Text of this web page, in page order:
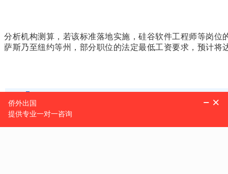
分析机构测算，若该标准落地实施，硅谷软件工程师等岗位
萨斯乃至纽约等州，部分职位的法定最低工资要求，预计将
02 谁将承受最直接的冲击？